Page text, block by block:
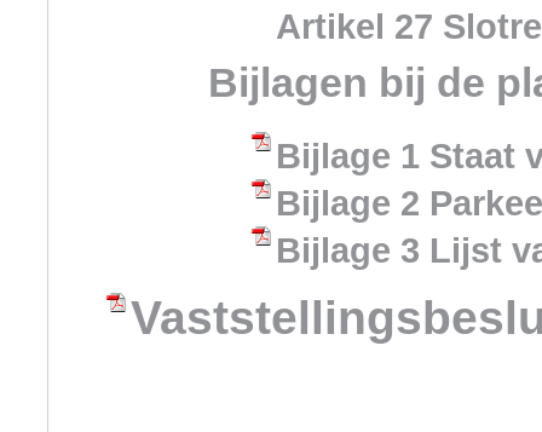
Artikel 27
Bijlagen bij de
Bijlage 1 Staat
Bijlage 2
Bijlage 3 Lijst